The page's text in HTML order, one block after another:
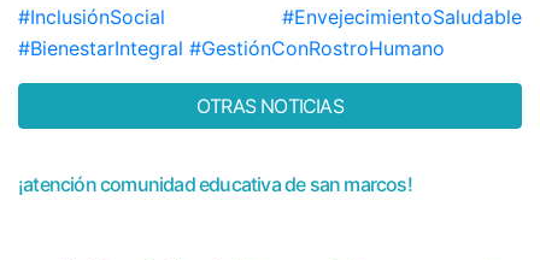
#InclusiónSocial
#EnvejecimientoSaludable
#BienestarIntegral #GestiónConRostroHumano
OTRAS NOTICIAS
¡atención comunidad educativa de san marcos!